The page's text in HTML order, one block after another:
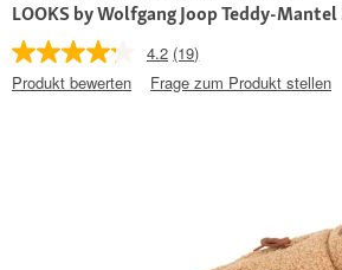
LOOKS by Wolfgang Joop Teddy-Mantel
4.2 (19)
Produkt bewerten
Frage zum Produkt stellen